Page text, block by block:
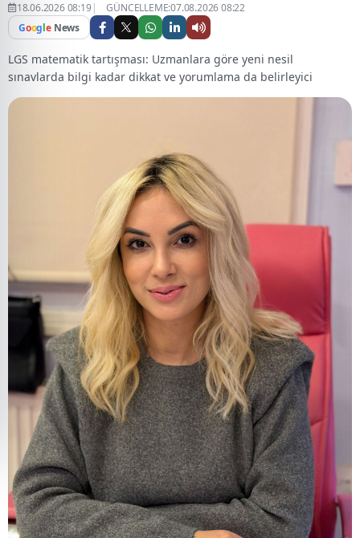
18.06.2026 08:19
GÜNCELLEME:07.08.2026 08:22
Google News
LGS matematik tartışması: Uzmanlara göre yeni nesil
sınavlarda bilgi kadar dikkat ve yorumlama da belirleyici